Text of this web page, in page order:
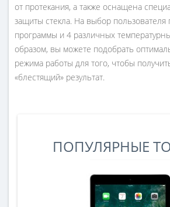
от протекания, а также оснащена
защиты стекла. На выбор пользователя
программы и 4 различных
образом, вы можете подобрать
режима работы для того, чтобы
«блестящий» результат.
ПОПУЛЯРНЫЕ